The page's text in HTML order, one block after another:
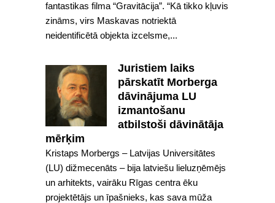
fantastikas filma “Gravitācija”. “Kā tikko kļuvis
zināms, virs Maskavas notriektā
neidentificētā objekta izcelsme,...
Juristiem laiks
pārskatīt Morberga
dāvinājuma LU
izmantošanu
atbilstoši dāvinātāja
mērķim
Kristaps Morbergs – Latvijas Universitātes
(LU) dižmecenāts – bija latviešu lieluzņēmējs
un arhitekts, vairāku Rīgas centra ēku
projektētājs un īpašnieks, kas sava mūža